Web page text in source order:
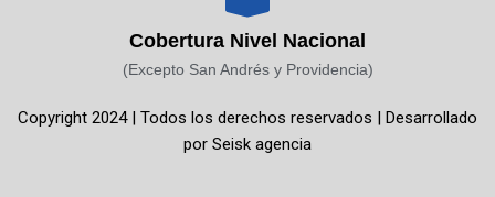
o
o
-
a
g
r
m
b
e
k
Cobertura Nivel Nacional
(Excepto San Andrés y Providencia)
Copyright 2024 | Todos los derechos reservados | Desarrollado
por Seisk agencia